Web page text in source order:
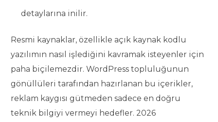
detaylarına inilir.
Resmi kaynaklar, özellikle açık kaynak kodlu
yazılımın nasıl işlediğini kavramak isteyenler için
paha biçilemezdir. WordPress topluluğunun
gönüllüleri tarafından hazırlanan bu içerikler,
reklam kaygısı gütmeden sadece en doğru
teknik bilgiyi vermeyi hedefler. 2026